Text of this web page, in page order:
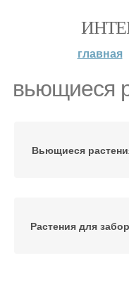
главная
вьющиеся
Вьющиеся
Растения для